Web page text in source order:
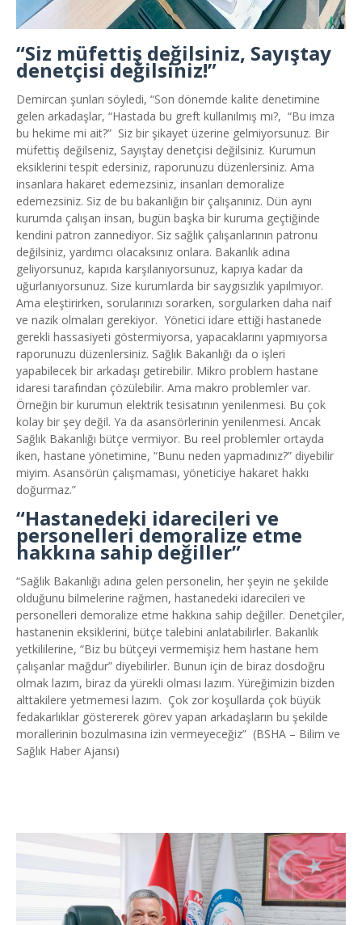
“Siz müfettiş değilsiniz, Sayıştay
denetçisi değilsiniz!”
Demircan şunları söyledi, “Son dönemde kalite denetimine
gelen arkadaşlar, “Hastada bu greft kullanılmış mı?, “Bu imza
bu hekime mi ait?” Siz bir şikayet üzerine gelmiyorsunuz. Bir
müfettiş değilseniz, Sayıştay denetçisi değilsiniz. Kurumun
eksiklerini tespit edersiniz, raporunuzu düzenlersiniz. Ama
insanlara hakaret edemezsiniz, insanları demoralize
edemezsiniz. Siz de bu bakanlığın bir çalışanınız. Dün aynı
kurumda çalışan insan, bugün başka bir kuruma geçtiğinde
kendini patron zannediyor. Siz sağlık çalışanlarının patronu
değilsiniz, yardımcı olacaksınız onlara. Bakanlık adına
geliyorsunuz, kapıda karşılanıyorsunuz, kapıya kadar da
uğurlanıyorsunuz. Size kurumlarda bir saygısızlık yapılmıyor.
Ama eleştirirken, sorularınızı sorarken, sorgularken daha naif
ve nazik olmaları gerekiyor. Yönetici idare ettiği hastanede
gerekli hassasiyeti göstermiyorsa, yapacaklarını yapmıyorsa
raporunuzu düzenlersiniz. Sağlık Bakanlığı da o işleri
yapabilecek bir arkadaşı getirebilir. Mikro problem hastane
idaresi tarafından çözülebilir. Ama makro problemler var.
Örneğin bir kurumun elektrik tesisatının yenilenmesi. Bu çok
kolay bir şey değil. Ya da asansörlerinin yenilenmesi. Ancak
Sağlık Bakanlığı bütçe vermiyor. Bu reel problemler ortayda
iken, hastane yönetimine, “Bunu neden yapmadınız?” diyebilir
miyim. Asansörün çalışmaması, yöneticiye hakaret hakkı
doğurmaz.”
“Hastanedeki idarecileri ve
personelleri demoralize etme
hakkına sahip değiller”
“Sağlık Bakanlığı adına gelen personelin, her şeyin ne şekilde
olduğunu bilmelerine rağmen, hastanedeki idarecileri ve
personelleri demoralize etme hakkına sahip değiller. Denetçiler,
hastanenin eksiklerini, bütçe talebini anlatabilirler. Bakanlık
yetkililerine, “Biz bu bütçeyi vermemişiz hem hastane hem
çalışanlar mağdur” diyebilirler. Bunun için de biraz dosdoğru
olmak lazım, biraz da yürekli olması lazım. Yüreğimizin bizden
alttakilere yetmemesi lazım. Çok zor koşullarda çok büyük
fedakarlıklar göstererek görev yapan arkadaşların bu şekilde
morallerinin bozulmasına izin vermeyeceğiz” (BSHA – Bilim ve
Sağlık Haber Ajansı)